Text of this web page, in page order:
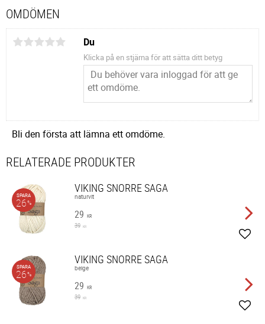
OMDÖMEN
Du
Klicka på en stjärna för att sätta ditt betyg
Bli den första att lämna ett omdöme.
RELATERADE PRODUKTER
VIKING SNORRE SAGA
naturvit
29 KR
39 KR
SPARA
26%
VIKING SNORRE SAGA
beige
29 KR
39 KR
SPARA
26%